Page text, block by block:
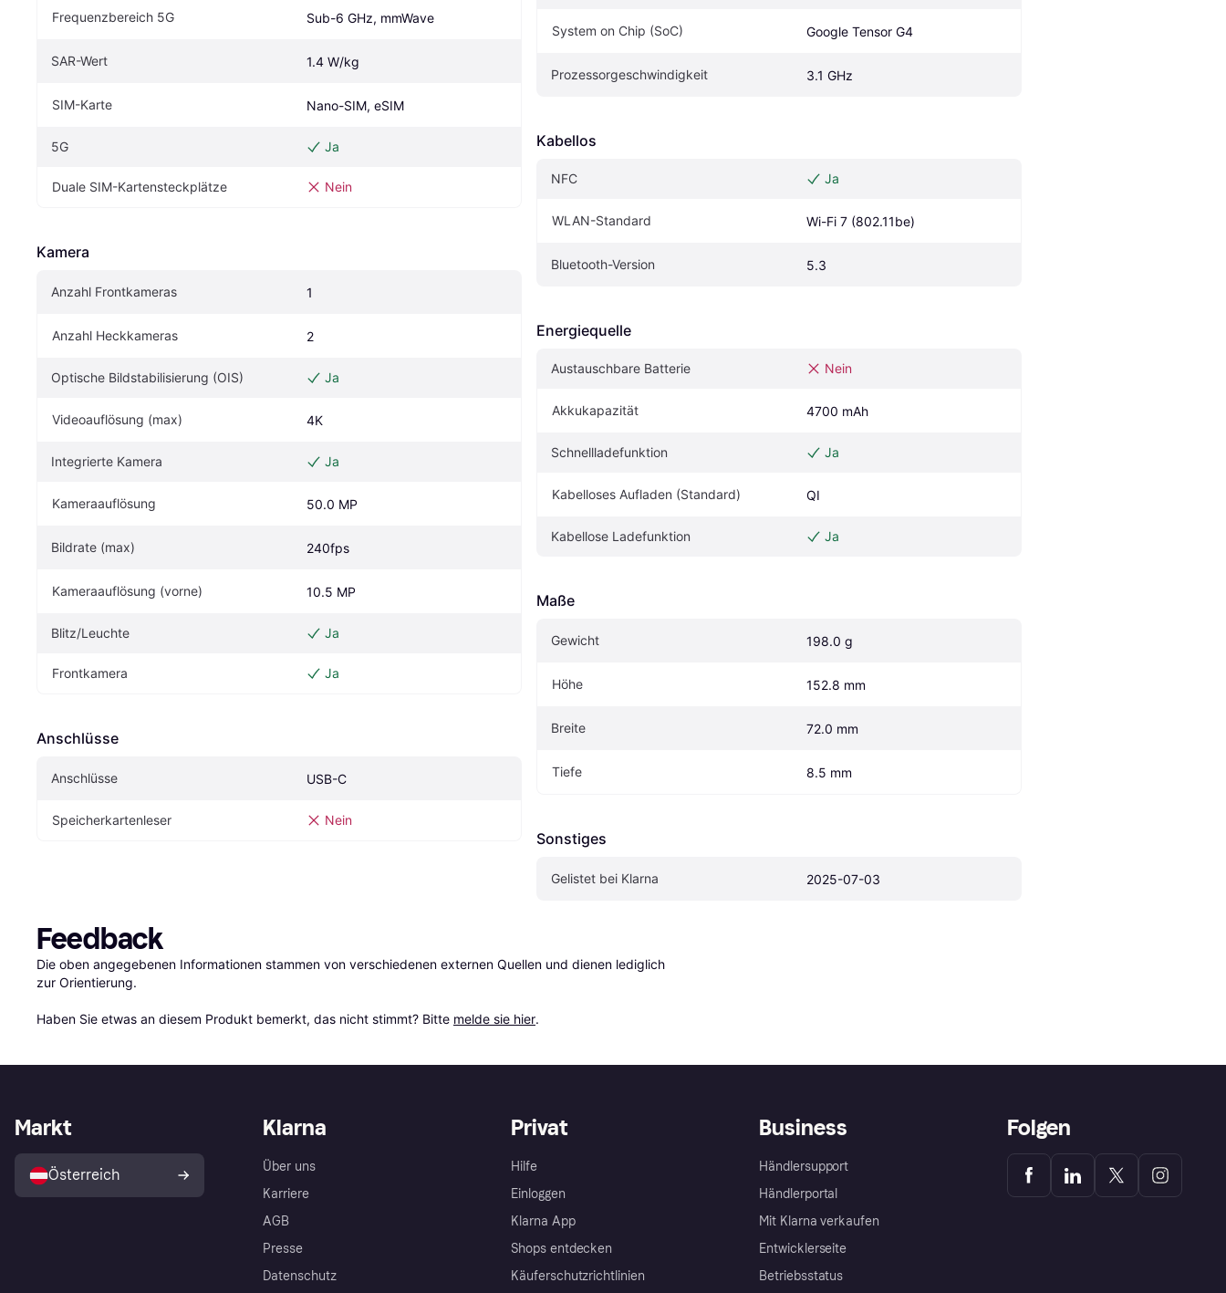
Frequenzbereich 5G Sub-6 GHz, mmWave
SAR-Wert 1.4 W/kg
SIM-Karte Nano-SIM, eSIM
5G Ja
Duale SIM-Kartensteckplätze Nein
Kamera
Anzahl Frontkameras 1
Anzahl Heckkameras 2
Optische Bildstabilisierung (OIS) Ja
Videoauflösung (max) 4K
Integrierte Kamera Ja
Kameraauflösung 50.0 MP
Bildrate (max) 240fps
Kameraauflösung (vorne) 10.5 MP
Blitz/Leuchte Ja
Frontkamera Ja
Anschlüsse
Anschlüsse USB-C
Speicherkartenleser Nein
System on Chip (SoC) Google Tensor G4
Prozessorgeschwindigkeit 3.1 GHz
Kabellos
NFC Ja
WLAN-Standard Wi-Fi 7 (802.11be)
Bluetooth-Version 5.3
Energiequelle
Austauschbare Batterie Nein
Akkukapazität 4700 mAh
Schnellladefunktion Ja
Kabelloses Aufladen (Standard) QI
Kabellose Ladefunktion Ja
Maße
Gewicht 198.0 g
Höhe 152.8 mm
Breite 72.0 mm
Tiefe 8.5 mm
Sonstiges
Gelistet bei Klarna 2025-07-03
Feedback
Die oben angegebenen Informationen stammen von verschiedenen externen Quellen und dienen lediglich
zur Orientierung.
Haben Sie etwas an diesem Produkt bemerkt, das nicht stimmt? Bitte melde sie hier.
Klarna
Über uns
Karriere
AGB
Presse
Datenschutz
Privat
Hilfe
Einloggen
Klarna App
Shops entdecken
Käuferschutzrichtlinien
Business
Händlersupport
Händlerportal
Mit Klarna verkaufen
Entwicklerseite
Betriebsstatus
Markt
Österreich
Folgen